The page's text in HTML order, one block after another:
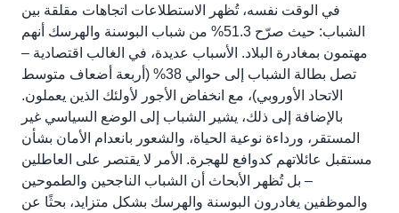
في الوقت نفسه، تُظهر الاستطلاعات اتجاهات مقلقة بين
الشباب: حيث صرّح 51.3% من شباب البوسنة والهرسك أنهم
مهتمون بمغادرة البلاد. الأسباب عديدة، في الغالب اقتصادية –
تصل بطالة الشباب إلى حوالي 38% (أربعة أضعاف متوسط
الاتحاد الأوروبي)، مع انخفاض الأجور لأولئك الذين يعملون.
بالإضافة إلى ذلك، يشير الشباب إلى الوضع السياسي غير
المستقر، ورداءة نوعية الحياة، والشعور بانعدام الأمان بشأن
مستقبل عائلاتهم كدوافع للهجرة. الأمر لا يقتصر على العاطلين
– بل تُظهر الأبحاث أن الشباب الناجحين والطموحين
والموظفين يغادرون البوسنة والهرسك بشكل متزايد، بحثًا عن